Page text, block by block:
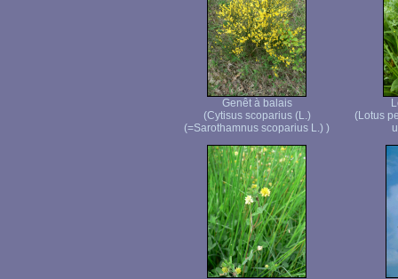
Genêt à balais
(Cytisus scoparius (L.)
(=Sarothamnus scoparius L.) )
(Lotus